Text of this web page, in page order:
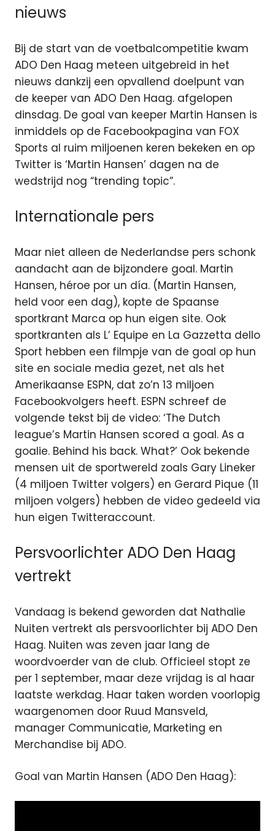
nieuws
Bij de start van de voetbalcompetitie kwam
ADO Den Haag meteen uitgebreid in het
nieuws dankzij een opvallend doelpunt van
de keeper van ADO Den Haag. afgelopen
dinsdag. De goal van keeper Martin Hansen is
inmiddels op de Facebookpagina van FOX
Sports al ruim miljoenen keren bekeken en op
Twitter is ‘Martin Hansen’ dagen na de
wedstrijd nog “trending topic”.
Internationale pers
Maar niet alleen de Nederlandse pers schonk
aandacht aan de bijzondere goal. Martin
Hansen, héroe por un día. (Martin Hansen,
held voor een dag), kopte de Spaanse
sportkrant Marca op hun eigen site. Ook
sportkranten als L’ Equipe en La Gazzetta dello
Sport hebben een filmpje van de goal op hun
site en sociale media gezet, net als het
Amerikaanse ESPN, dat zo’n 13 miljoen
Facebookvolgers heeft. ESPN schreef de
volgende tekst bij de video: ‘The Dutch
league’s Martin Hansen scored a goal. As a
goalie. Behind his back. What?’ Ook bekende
mensen uit de sportwereld zoals Gary Lineker
(4 miljoen Twitter volgers) en Gerard Pique (11
miljoen volgers) hebben de video gedeeld via
hun eigen Twitteraccount.
Persvoorlichter ADO Den Haag
vertrekt
Vandaag is bekend geworden dat Nathalie
Nuiten vertrekt als persvoorlichter bij ADO Den
Haag. Nuiten was zeven jaar lang de
woordvoerder van de club. Officieel stopt ze
per 1 september, maar deze vrijdag is al haar
laatste werkdag. Haar taken worden voorlopig
waargenomen door Ruud Mansveld,
manager Communicatie, Marketing en
Merchandise bij ADO.
Goal van Martin Hansen (ADO Den Haag):